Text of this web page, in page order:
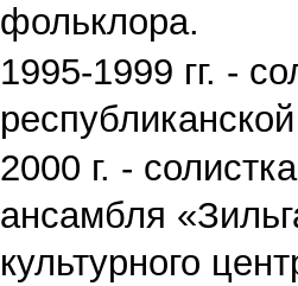
фольклора.
1995-1999 гг. -
2000 г. -
ансамбля
культурного